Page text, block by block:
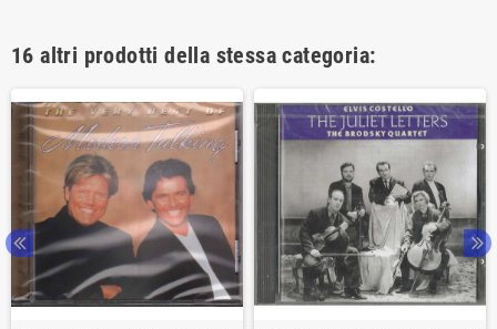
16 altri prodotti della stessa categoria: